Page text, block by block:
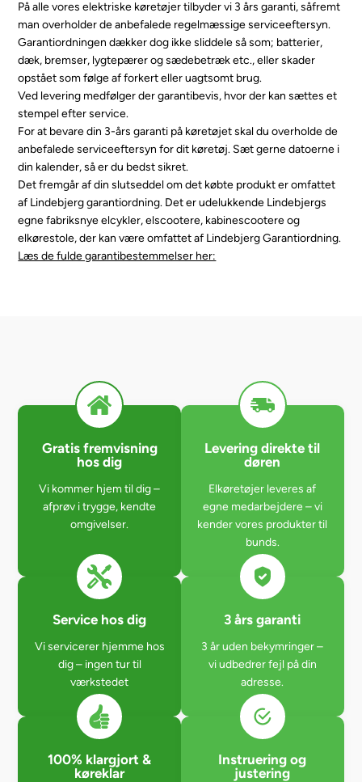
På alle vores elektriske køretøjer tilbyder vi 3 års garanti, såfremt
man overholder de anbefalede regelmæssige serviceeftersyn.
Garantiordningen dækker dog ikke sliddele så som; batterier,
dæk, bremser, lygtepærer og sædebetræk etc., eller skader
opstået som følge af forkert eller uagtsomt brug.
Ved levering medfølger der garantibevis, hvor der kan sættes et
stempel efter service.
For at bevare din 3-års garanti på køretøjet skal du overholde de
anbefalede serviceeftersyn for dit køretøj. Sæt gerne datoerne i
din kalender, så er du bedst sikret.
Det fremgår af din slutseddel om det købte produkt er omfattet
af Lindebjerg garantiordning. Det er udelukkende Lindebjergs
egne fabriksnye elcykler, elscootere, kabinescootere og
elkørestole, der kan være omfattet af Lindebjerg Garantiordning.
Læs de fulde garantibestemmelser her:
Gratis fremvisning
hos dig
Vi kommer hjem til dig –
afprøv i trygge, kendte
omgivelser.
Levering direkte til
døren
Elkøretøjer leveres af
egne medarbejdere – vi
kender vores produkter til
bunds.
Service hos dig
Vi servicerer hjemme hos
dig – ingen tur til
værkstedet
3 års garanti
3 år uden bekymringer –
vi udbedrer fejl på din
adresse.
100% klargjort &
køreklar
Instruering og
justering